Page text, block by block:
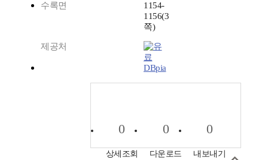
수록면
1154-
1156(3
쪽)
제공처
DBpia
0
상세조회
0
다운로드
0
내보내기